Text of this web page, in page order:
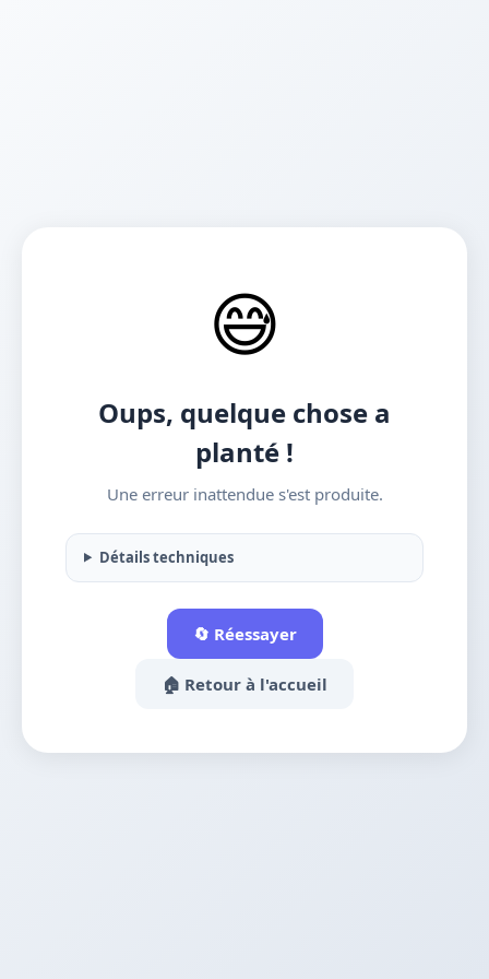
😅
Oups, quelque chose a
planté !
Une erreur inattendue s'est produite.
Détails techniques
🔄 Réessayer
🏠 Retour à l'accueil